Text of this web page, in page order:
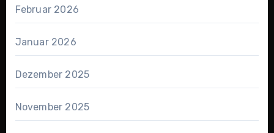
Februar 2026
Januar 2026
Dezember 2025
November 2025